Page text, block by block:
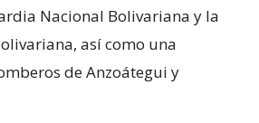
Nacional Bolivariana y la
así como una
de Anzoátegui y